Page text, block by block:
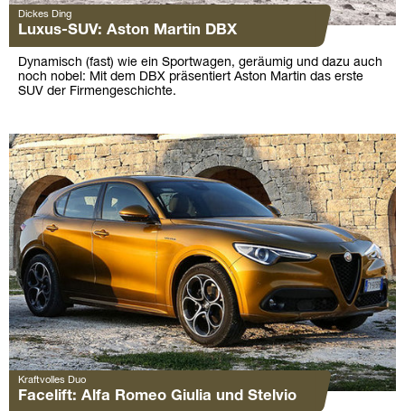
Dickes Ding
Luxus-SUV: Aston Martin DBX
Dynamisch (fast) wie ein Sportwagen, geräumig und dazu auch
noch nobel: Mit dem DBX präsentiert Aston Martin das erste
SUV der Firmengeschichte.
Kraftvolles Duo
Facelift: Alfa Romeo Giulia und Stelvio